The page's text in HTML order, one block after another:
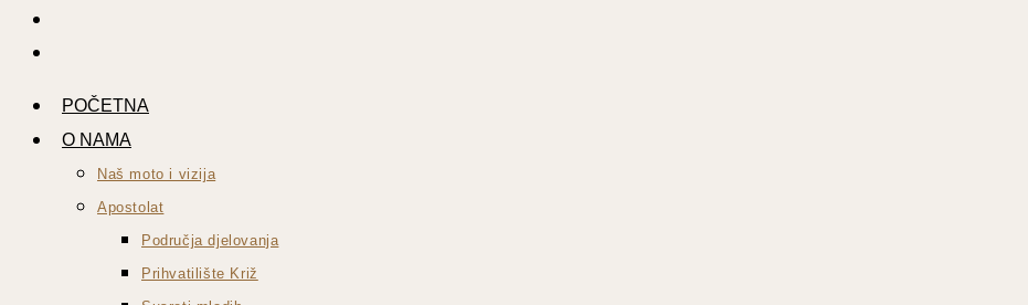
POČETNA
O NAMA
Naš moto i vizija
Apostolat
Područja djelovanja
Prihvatilište Križ